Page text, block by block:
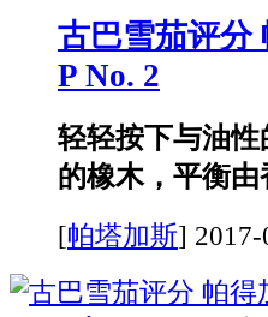
古巴雪茄评分
P No. 2
轻轻按下与油
的橡木，平衡
[帕塔加斯]